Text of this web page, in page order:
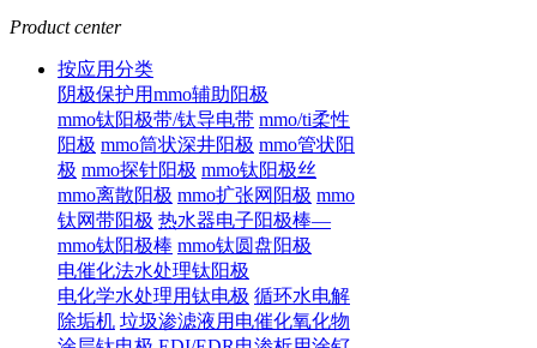
Product center
按应用分类
阴极保护用mmo辅助阳极
mmo钛阳极带/钛导电带 mmo/ti柔性
阳极 mmo筒状深井阳极 mmo管状阳
极 mmo探针阳极 mmo钛阳极丝
mmo离散阳极 mmo扩张网阳极 mmo
钛网带阳极 热水器电子阳极棒—
mmo钛阳极棒 mmo钛圆盘阳极
电催化法水处理钛阳极
电化学水处理用钛电极 循环水电解
除垢机 垃圾渗滤液用电催化氧化物